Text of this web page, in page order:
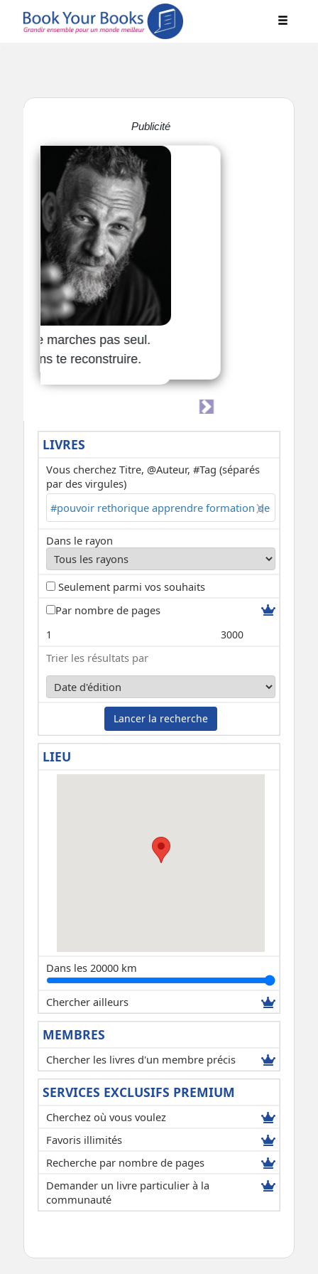
LIVRES
Vous cherchez Titre, @Auteur, #Tag (séparés
par des virgules)
Dans le rayon
Seulement parmi vos souhaits
Par nombre de pages
1 3000
Trier les résultats par
Lancer la recherche
LIEU
Dans les 20000 km
Chercher ailleurs
MEMBRES
Chercher les livres d'un membre précis
SERVICES EXCLUSIFS PREMIUM
Cherchez où vous voulez
Favoris illimités
Recherche par nombre de pages
Demander un livre particulier à la
communauté